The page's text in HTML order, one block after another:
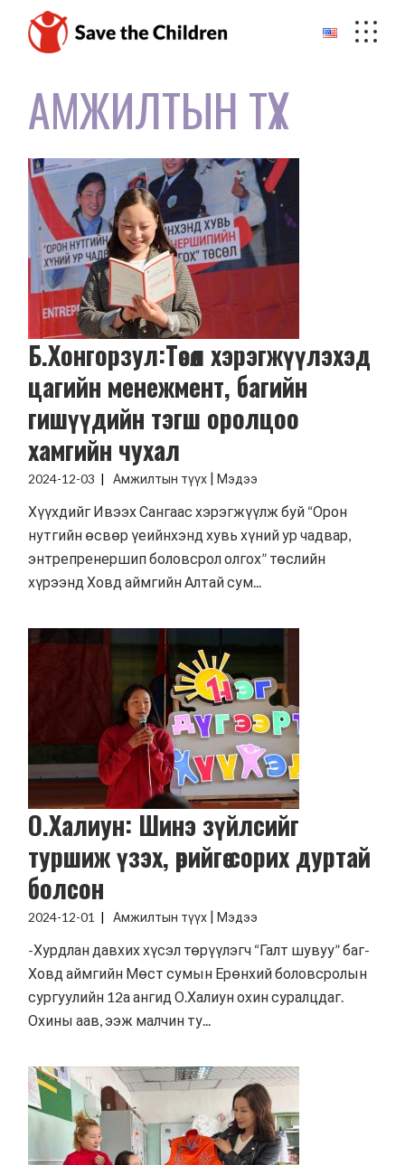
content
АМЖИЛТЫН ТҮҮХ
Б.Хонгорзул:Төсөл хэрэгжүүлэхэд
цагийн менежмент, багийн
гишүүдийн тэгш оролцоо
хамгийн чухал
2024-12-03 Амжилтын түүх |Мэдээ
Хүүхдийг Ивээх Сангаас хэрэгжүүлж буй “Орон
нутгийн өсвөр үеийнхэнд хувь хүний ур чадвар,
энтрепренершип боловсрол олгох” төслийн
хүрээнд Ховд аймгийн Алтай сум...
О.Халиун: Шинэ зүйлсийг
туршиж үзэх, өөрийгөө сорих дуртай
болсон
2024-12-01 Амжилтын түүх |Мэдээ
-Хурдлан давхих хүсэл төрүүлэгч “Галт шувуу” баг-
Ховд аймгийн Мөст сумын Ерөнхий боловсролын
сургуулийн 12а ангид О.Халиун охин суралцдаг.
Охины аав, ээж малчин ту...